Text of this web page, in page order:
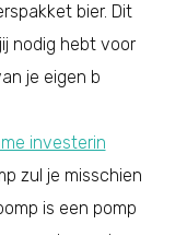
bier. Dit
nodig hebt voor
je eigen b
investerin
zul je misschien
is een pomp